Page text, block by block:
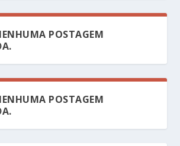
POSTAGEM
POSTAGEM